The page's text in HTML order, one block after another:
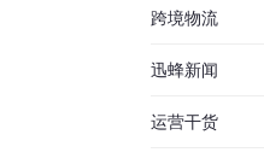
跨境物流
迅蜂新闻
运营干货